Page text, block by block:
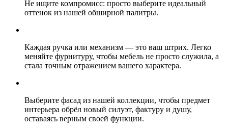
Не ищите компромисс: просто выберите идеальный
оттенок из нашей обширной палитры.
Каждая ручка или механизм — это ваш штрих. Легко
меняйте фурнитуру, чтобы мебель не просто служила, а
стала точным отражением вашего характера.
Выберите фасад из нашей коллекции, чтобы предмет
интерьера обрёл новый силуэт, фактуру и душу,
оставаясь верным своей функции.